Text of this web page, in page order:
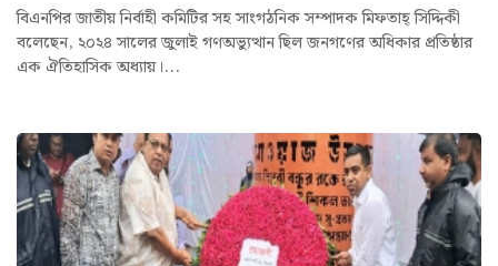
বিএনপির জাতীয় নির্বাহী কমিটির সহ সাংগঠনিক সম্পাদক মিফতাহ্ সিদ্দিকী
বলেছেন, ২০২৪ সালের জুলাই গণঅভ্যুত্থান ছিল জনগণের অধিকার প্রতিষ্ঠার
এক ঐতিহাসিক অধ্যায়।...